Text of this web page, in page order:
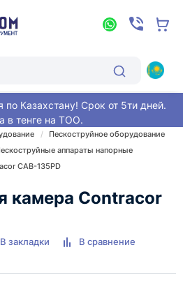
по Казахстану! Срок от 5ти дней.
в тенге на ТОО.
Пескоструйное оборудование
аппараты напорные
CAB-135PD
камера Contracor
В закладки
В сравнение